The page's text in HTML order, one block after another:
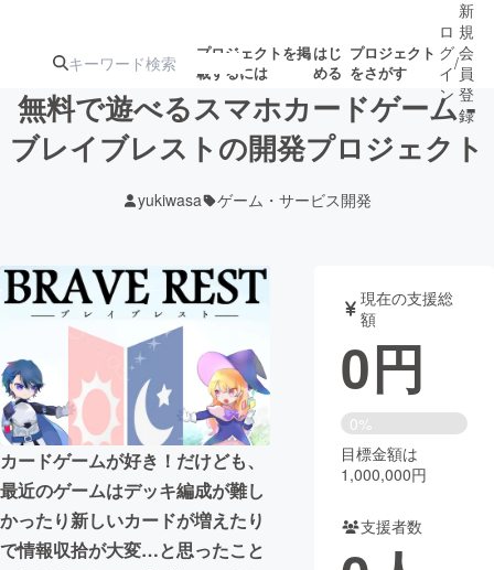
プロジェクトを掲
載するには
はじ
める
プロジェクト
をさがす
ターン
ジェクト
ロジェクト
アート・写真 音楽
テクノロジー・ガジェット ゲーム・サ
映像・映画 書籍・雑誌
ビジネス・起業 チャレンジ
まちづくり・地域活性化
ロ
グ
イ
ン
/
新
規
会
員
登
録
無料で遊べるスマホカードゲーム -
ブレイブレストの開発プロジェクト
yukiwasa ゲーム・サービス開発
カードゲームが好き！だけども、
最近のゲームはデッキ編成が難し
かったり新しいカードが増えたり
で情報収拾が大変…と思ったこと
現在の支援総
額
0円
0%
目標金額は
1,000,000円
支援者数